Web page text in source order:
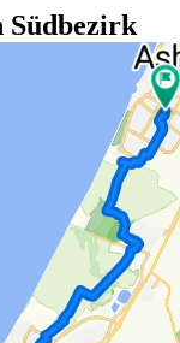
Südbezirk